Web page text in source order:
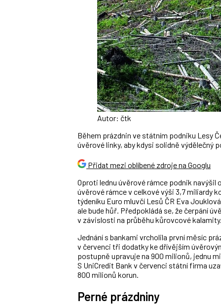
Autor: čtk
Během prázdnin ve státním podniku Lesy
úvěrové linky, aby kdysi solidně výdělečný
Přidat mezi oblíbené zdroje na Googlu
Oproti lednu úvěrové rámce podnik navýšil
úvěrové rámce v celkové výši 3,7 miliardy
týdeníku Euro mluvčí Lesů ČR Eva
ale bude hůř. Předpokládá se, že čerpání
v závislosti na průběhu kůrovcové kalamity.
Jednání s bankami vrcholila první měsíc
v červenci tři dodatky ke dřívějším
postupně upravuje na 900 milionů, jednu
S UniCredit Bank v červenci státní firma
800 milionů korun.
Perné prázdniny